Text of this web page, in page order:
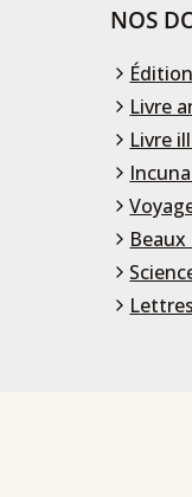
NOS
Livre
Livre